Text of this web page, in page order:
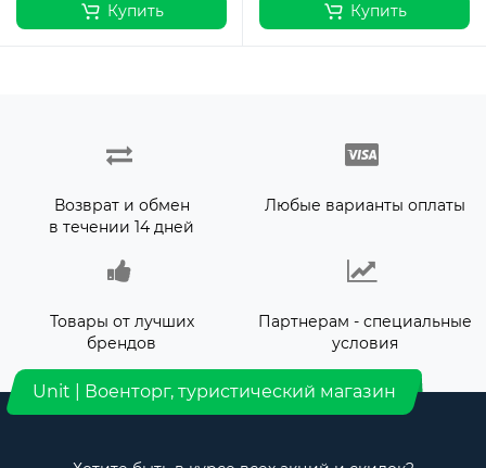
Купить Купить
Возврат и обмен
в течении 14 дней
Любые варианты оплаты
Товары от лучших
брендов
Партнерам - специальные
условия
Unit | Военторг, туристический магазин